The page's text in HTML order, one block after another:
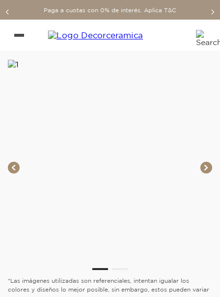
Paga a cuotas con 0% de interés. Aplica T&C
*Las imágenes utilizadas son referenciales, intentan igualar los
colores y diseños lo mejor posible, sin embargo, estos pueden variar